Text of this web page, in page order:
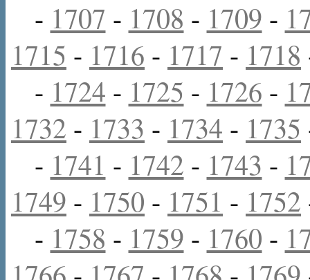
- 1707 - 1708 - 1709 -
1715 - 1716 - 1717 - 1718
- 1724 - 1725 - 1726 -
1732 - 1733 - 1734 - 1735
- 1741 - 1742 - 1743 -
1749 - 1750 - 1751 - 1752
- 1758 - 1759 - 1760 -